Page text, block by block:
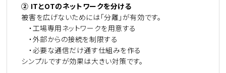
② ITとOTのネットワークを分ける
被害を広げないためには「分離」が有効です。
・工場専用ネットワークを用意する
・外部からの接続を制限する
・必要な通信だけ通す仕組みを作る
シンプルですが効果は大きい対策です。